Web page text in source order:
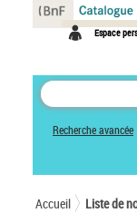
Espace
Recherche avancée
Accueil Liste de
Panneau de gestion des